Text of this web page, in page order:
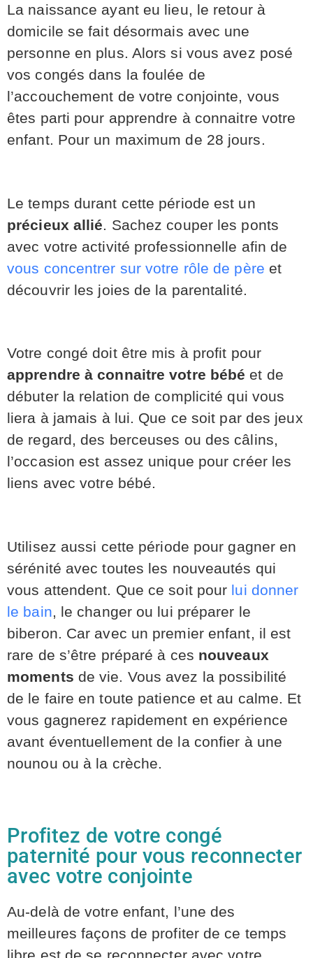
La naissance ayant eu lieu, le retour à
domicile se fait désormais avec une
personne en plus. Alors si vous avez posé
vos congés dans la foulée de
l’accouchement de votre conjointe, vous
êtes parti pour apprendre à connaitre votre
enfant. Pour un maximum de 28 jours.
Le temps durant cette période est un
précieux allié . Sachez couper les ponts
avec votre activité professionnelle afin de
vous concentrer sur votre rôle de père et
découvrir les joies de la parentalité.
Votre congé doit être mis à profit pour
apprendre à connaitre votre bébé et de
débuter la relation de complicité qui vous
liera à jamais à lui. Que ce soit par des jeux
de regard, des berceuses ou des câlins,
l’occasion est assez unique pour créer les
liens avec votre bébé.
Utilisez aussi cette période pour gagner en
sérénité avec toutes les nouveautés qui
vous attendent. Que ce soit pour lui donner
le bain, le changer ou lui préparer le
biberon. Car avec un premier enfant, il est
rare de s’être préparé à ces nouveaux
moments de vie. Vous avez la possibilité
de le faire en toute patience et au calme. Et
vous gagnerez rapidement en expérience
avant éventuellement de la confier à une
nounou ou à la crèche.
Profitez de votre congé
paternité pour vous reconnecter
avec votre conjointe
Au-delà de votre enfant, l’une des
meilleures façons de profiter de ce temps